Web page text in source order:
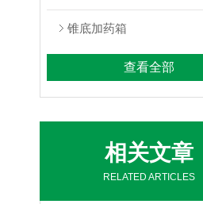
锥底加药箱
查看全部
相关文章
RELATED ARTICLES